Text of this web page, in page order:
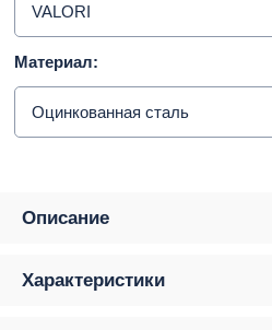
VALORI
Материал:
Оцинкованная сталь
Описание
Характеристики